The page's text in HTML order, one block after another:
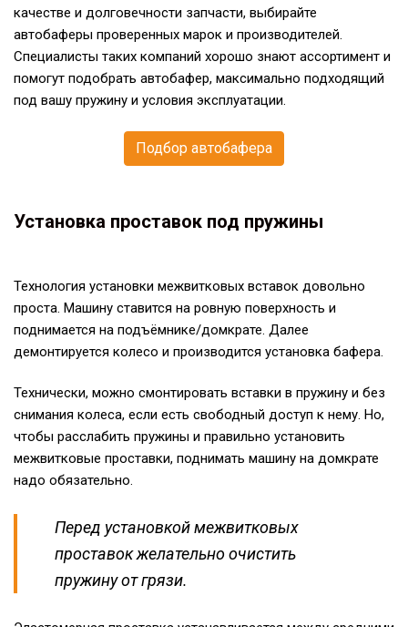
качестве и долговечности запчасти, выбирайте
автобаферы проверенных марок и производителей.
Специалисты таких компаний хорошо знают ассортимент и
помогут подобрать автобафер, максимально подходящий
под вашу пружину и условия эксплуатации.
Подбор автобафера
Установка проставок под пружины
Технология установки межвитковых вставок довольно
проста. Машину ставится на ровную поверхность и
поднимается на подъёмнике/домкрате. Далее
демонтируется колесо и производится установка бафера.
Технически, можно смонтировать вставки в пружину и без
снимания колеса, если есть свободный доступ к нему. Но,
чтобы расслабить пружины и правильно установить
межвитковые проставки, поднимать машину на домкрате
надо обязательно.
Перед установкой межвитковых
проставок желательно очистить
пружину от грязи.